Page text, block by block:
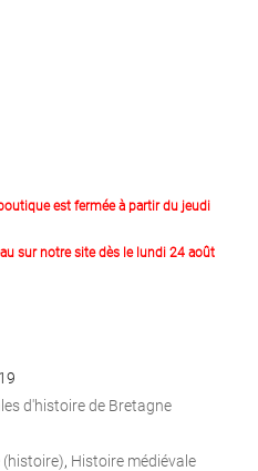
est fermée à partir du jeudi
sur notre site dès le lundi 24 août
d'histoire de Bretagne
(histoire), Histoire médiévale